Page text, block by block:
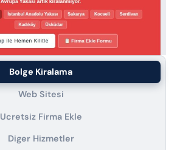
Bolge Kiralama
Web Sitesi
Ucretsiz Firma Ekle
Diger Hizmetler